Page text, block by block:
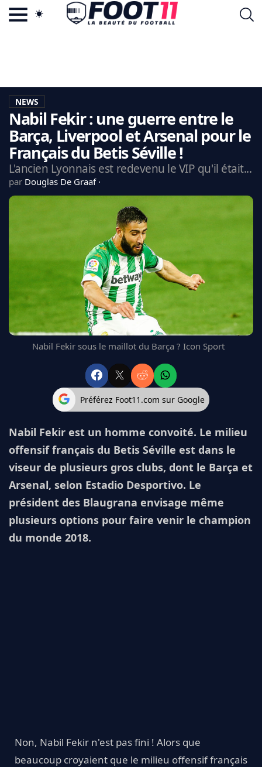
LA CHARTE
VIE PRIVÉE
CGU
CONTACTEZ-NOUS
MERCATO
REAL MADRID
FC BARCELONE
MANCHESTER UNITED
CHELSEA
ARSENAL
BAYERN
L'AVIS DE LA RÉDAC'
NEWS
Nabil Fekir : une guerre entre le
Barça, Liverpool et Arsenal pour le
Français du Betis Séville !
L'ancien Lyonnais est redevenu le VIP qu'il était...
par Douglas De Graaf
Nabil Fekir sous le maillot du Barça ? Icon Sport
Préférez Foot11.com sur Google
Nabil Fekir est un homme convoité. Le milieu
offensif français du Betis Séville est dans le
viseur de plusieurs gros clubs, dont le Barça et
Arsenal, selon Estadio Desportivo. Le
président des Blaugrana envisage même
plusieurs options pour faire venir le champion
du monde 2018.
Non, Nabil Fekir n'est pas fini ! Alors que
beaucoup croyaient que le milieu offensif français